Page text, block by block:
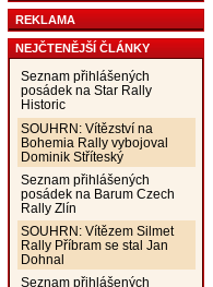
REKLAMA
NEJČTENĚJŠÍ ČLÁNKY
Seznam přihlášených
posádek na Star Rally
Historic
SOUHRN: Vítězství na
Bohemia Rally vybojoval
Dominik Stříteský
Seznam přihlášených
posádek na Barum Czech
Rally Zlín
SOUHRN: Vítězem Silmet
Rally Příbram se stal Jan
Dohnal
Seznam přihlášených